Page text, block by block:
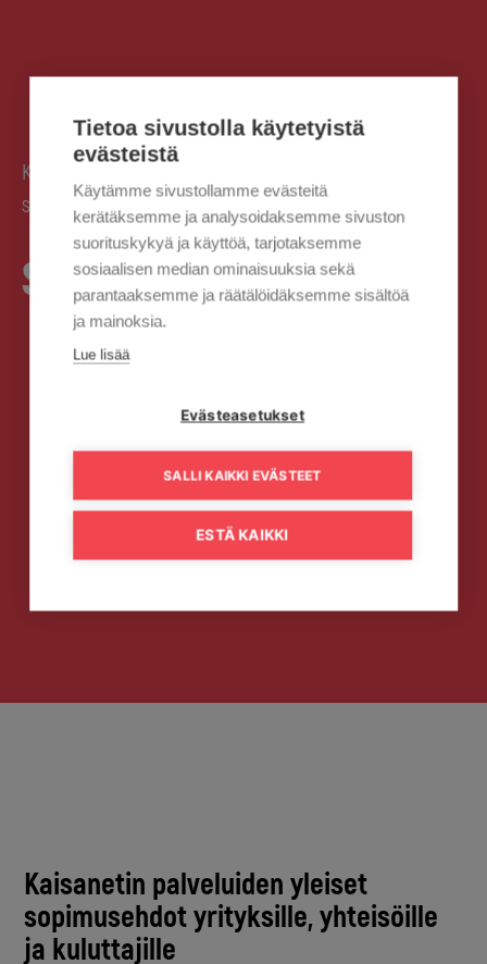
Kaisanet
sopimusehdot
Sopimusehdot
Sopimusehdot
Kaisanetin palveluiden yleiset
sopimusehdot yrityksille, yhteisöille
ja kuluttajille
Tietoa sivustolla käytetyistä
evästeistä
Käytämme sivustollamme evästeitä
kerätäksemme ja analysoidaksemme sivuston
suorituskykyä ja käyttöä, tarjotaksemme
sosiaalisen median ominaisuuksia sekä
parantaaksemme ja räätälöidäksemme sisältöä
ja mainoksia.
Lue lisää
Evästeasetukset
SALLI KAIKKI EVÄSTEET
ESTÄ KAIKKI